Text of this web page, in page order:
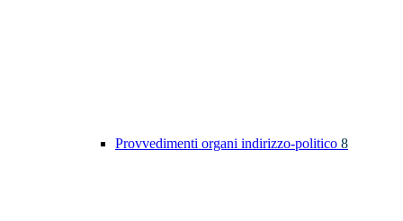
Provvedimenti organi indirizzo-politico 8